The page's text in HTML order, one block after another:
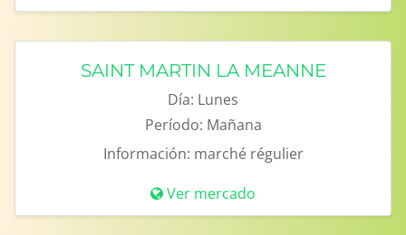
SAINT MARTIN LA MEANNE
Día: Lunes
Período: Mañana
Información: marché régulier
Ver mercado